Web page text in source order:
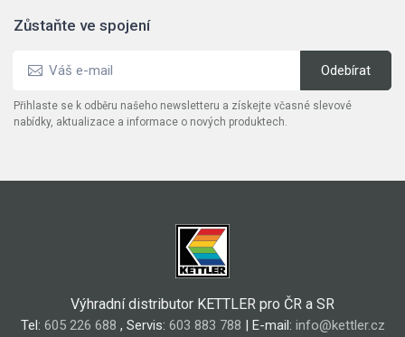
Zůstaňte ve spojení
Přihlaste se k odběru našeho newsletteru a získejte včasné slevové
nabídky, aktualizace a informace o nových produktech.
Výhradní distributor KETTLER pro ČR a SR
Tel: 605 226 688 , Servis: 603 883 788 | E-mail: info@kettler.cz